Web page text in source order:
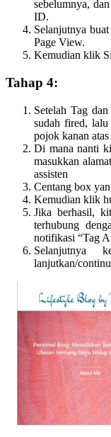
sebelumnya,
ID.
Selanjutnya
Page View.
Kemudian klik
Tahap 4:
Setelah Tag
sudah fired,
pojok kanan atas
Di mana nanti
masukkan
assisten
Centang box
Kemudian klik
Jika berhasil,
terhubung
notifikasi “Tag
lanjutkan/